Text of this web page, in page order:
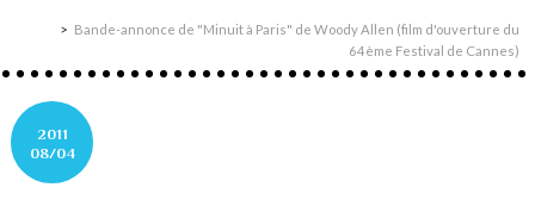
Bande-annonce de "Minuit à Paris" de Woody Allen (film d'ouverture du
64ème Festival de Cannes)
2011
08/04